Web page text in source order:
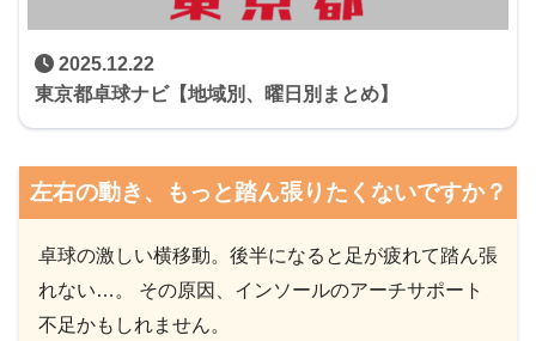
2025.12.22
東京都卓球ナビ【地域別、曜日別まとめ】
左右の動き、もっと踏ん張りたくないですか？
卓球の激しい横移動。後半になると足が疲れて踏ん張
れない…。 その原因、インソールのアーチサポート
不足かもしれません。